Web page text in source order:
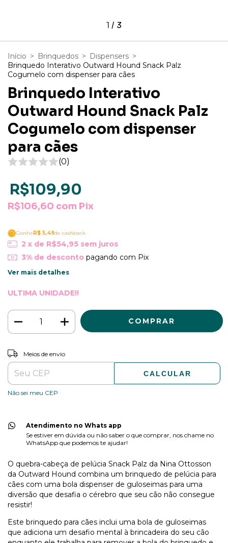
1 / 3
Início > Brinquedos > Dispensers >
Brinquedo Interativo Outward Hound Snack Palz
Cogumelo com dispenser para cães
Brinquedo Interativo
Outward Hound Snack Palz
Cogumelo com dispenser
para cães
(0)
R$109,90
R$106,60 com Pix
GanheR$ 5,49de cashback
2 x de R$54,95 sem juros
3% de desconto pagando com Pix
Ver mais detalhes
ULTIMA UNIDADE!!
Entregas para o CEP:
Meios de envio
CALCULAR
Não sei meu CEP
Atendimento no Whats app
Se estiver em dúvida ou não saber o que comprar, nos chame no
WhatsApp que podemos te ajudar!
O quebra-cabeça de pelúcia Snack Palz da Nina Ottosson
da Outward Hound combina um brinquedo de pelúcia para
cães com uma bola dispenser de guloseimas para uma
diversão que desafia o cérebro que seu cão não consegue
resistir!
Este brinquedo para cães inclui uma bola de guloseimas
que adiciona um desafio mental à brincadeira do seu cão